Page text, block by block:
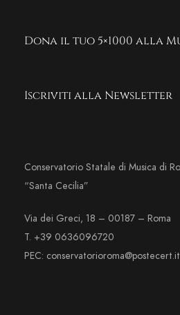
Dona il tuo 5×1000 alla
Iscriviti alla Newsletter
Conservatorio Statale di Musica di
“Santa Cecilia”
Via dei Greci, 18 – 00187 – Roma
T. +39 0636096720
PEC: conservatorioroma@postecert.it